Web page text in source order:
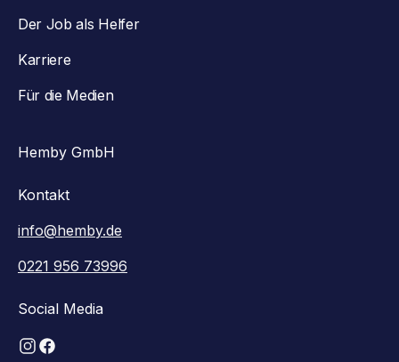
Der Job als Helfer
Karriere
Für die Medien
Hemby GmbH
Kontakt
info@hemby.de
0221 956 73996
Social Media